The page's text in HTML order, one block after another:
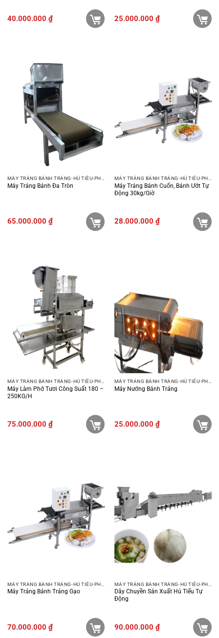
40.000.000 ₫ 25.000.000 ₫
MÁY TRÁNG BÁNH TRÁNG-HỦ TIẾU-PHỞ-BÚN
Máy Tráng Bánh Đa Tròn
65.000.000 ₫
MÁY TRÁNG BÁNH TRÁNG-HỦ TIẾU-PHỞ-BÚN
Máy Tráng Bánh Cuốn, Bánh Ướt Tự
Động 30kg/giờ
28.000.000 ₫
Máy Làm Phở Tươi Công Suất 180 –
250KG/H
75.000.000 ₫
Máy Nướng Bánh Tráng
25.000.000 ₫
Máy Tráng Bánh Tráng Gạo
70.000.000 ₫
Dây Chuyền Sản Xuất Hủ Tiếu Tự
Động
90.000.000 ₫